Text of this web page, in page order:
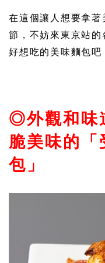
在這個讓人想要拿
節，不妨來東京站
好想吃的美味麵包吧
◎外觀和味
脆美味的
包」